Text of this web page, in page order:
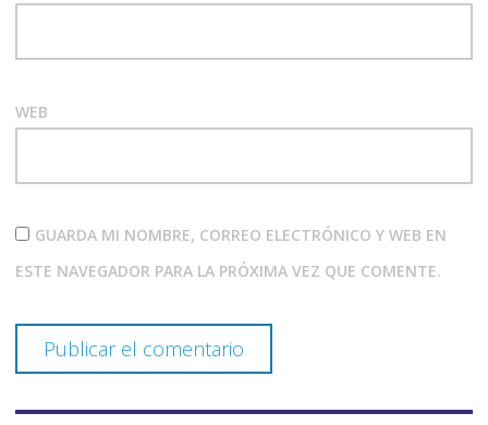
WEB
GUARDA MI NOMBRE, CORREO ELECTRÓNICO Y WEB EN
ESTE NAVEGADOR PARA LA PRÓXIMA VEZ QUE COMENTE.